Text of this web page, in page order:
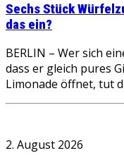
Sechs Stück
das ein?
BERLIN – Wer sich
dass er gleich pures
Limonade öffnet, tut
2. August 2026